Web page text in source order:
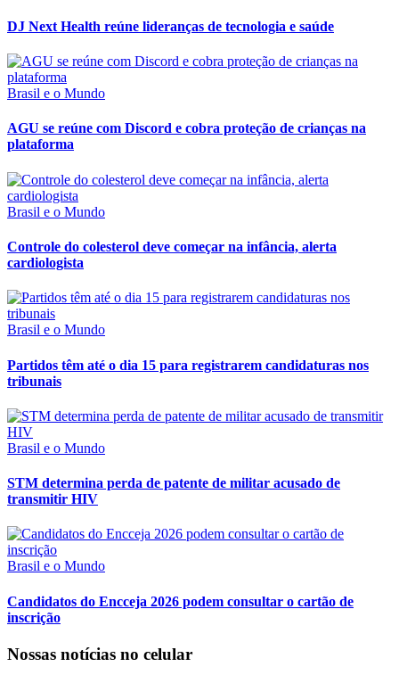
DJ Next Health reúne lideranças de tecnologia e saúde
Brasil e o Mundo
AGU se reúne com Discord e cobra proteção de crianças na
plataforma
Brasil e o Mundo
Controle do colesterol deve começar na infância, alerta
cardiologista
Brasil e o Mundo
Partidos têm até o dia 15 para registrarem candidaturas nos
tribunais
Brasil e o Mundo
STM determina perda de patente de militar acusado de
transmitir HIV
Brasil e o Mundo
Candidatos do Encceja 2026 podem consultar o cartão de
inscrição
Nossas notícias no celular